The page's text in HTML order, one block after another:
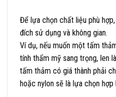
Để lựa chọn chất liệu phù
đích sử dụng và không gian.
Ví dụ, nếu muốn một tấm
tính thẩm mỹ sang trọng, len
tấm thảm có giá thành phải
hoặc nylon sẽ là lựa chọn hợp